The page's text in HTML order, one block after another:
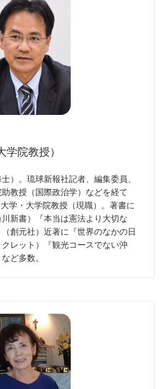
学院教授）
）。琉球新報社記者、編集委員、
教授（国際政治学）などを経て
学・大学院教授（現職）。著書に
川新書）『本当は憲法より大切な
（創元社）近著に『世界のなかの日
レット）『観光コースでない沖
ど多数。